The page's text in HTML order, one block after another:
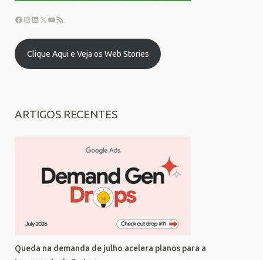
Clique Aqui e Veja os Web Stories
ARTIGOS RECENTES
Queda na demanda de julho acelera planos para a